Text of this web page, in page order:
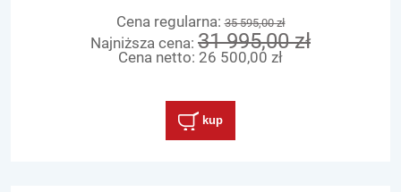
Cena regularna:35 595,00 zł
Najniższa cena: 31 995,00 zł
Cena netto: 26 500,00 zł
kup